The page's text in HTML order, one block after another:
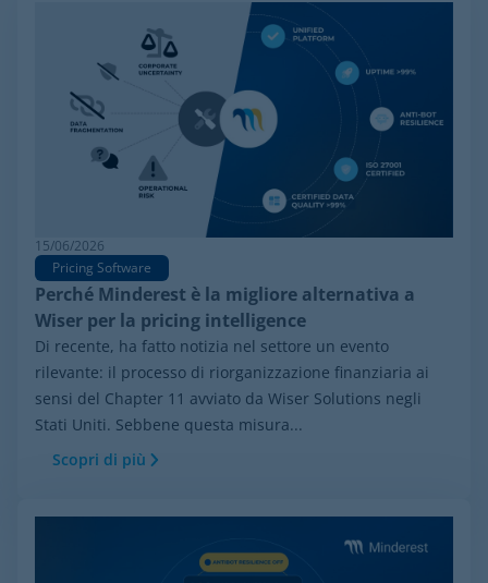
15/06/2026
Pricing Software
Perché Minderest è la migliore alternativa a
Wiser per la pricing intelligence
Di recente, ha fatto notizia nel settore un evento
rilevante: il processo di riorganizzazione finanziaria ai
sensi del Chapter 11 avviato da Wiser Solutions negli
Stati Uniti. Sebbene questa misura...
Scopri di più